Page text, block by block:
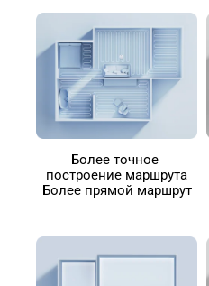
Более точное
построение маршрута
Более прямой маршрут